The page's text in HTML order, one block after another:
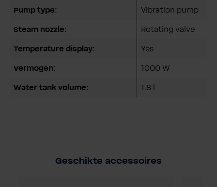
Pump type: Vibration pump
Steam nozzle: Rotating valve
Temperature display: Yes
Vermogen: 1000 W
Water tank volume: 1.8 l
Geschikte accessoires